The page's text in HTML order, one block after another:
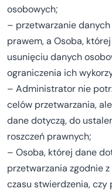
osobowych;
– przetwarzanie
prawem, a Osoba,
usunięciu danych
ograniczenia ich
– Administrator nie
celów przetwarzania,
dane dotyczą, do
roszczeń prawnych;
– Osoba, której dane
przetwarzania zgodnie z
czasu stwierdzenia,